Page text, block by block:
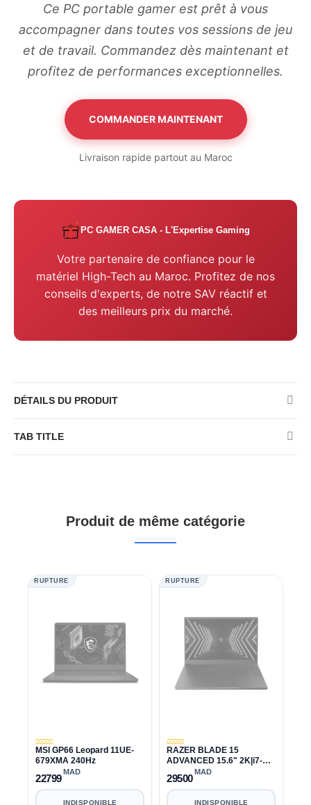
Ce PC portable gamer est prêt à vous
accompagner dans toutes vos sessions de jeu
et de travail. Commandez dès maintenant et
profitez de performances exceptionnelles.
COMMANDER MAINTENANT
Livraison rapide partout au Maroc
PC GAMER CASA - L'Expertise Gaming
Votre partenaire de confiance pour le
matériel High-Tech au Maroc. Profitez de nos
conseils d'experts, de notre SAV réactif et
des meilleurs prix du marché.
DÉTAILS DU PRODUIT
TAB TITLE
Produit de même catégorie
RUPTURE
MSI GP66 Leopard 11UE-
679XMA 240Hz
22799
MAD
INDISPONIBLE
RUPTURE
RAZER BLADE 15
ADVANCED 15.6" 2K|i7-
11800H|RTX 3070
8GB|1TB|16GB
29500
MAD
INDISPONIBLE